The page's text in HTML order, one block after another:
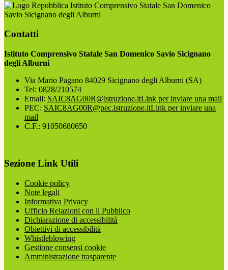
Istituto Comprensivo Statale San Domenico
Savio Sicignano degli Alburni
Contatti
Istituto Comprensivo Statale San Domenico Savio Sicignano
degli Alburni
Via Mario Pagano 84029 Sicignano degli Alburni (SA)
Tel: 0828/210574
Email: SAIC8AG00R@istruzione.itLink per inviare una mail
PEC: SAIC8AG00R@pec.istruzione.itLink per inviare una
mail
C.F.: 91050680650
Sezione Link Utili
Cookie policy
Note legali
Informativa Privacy
Ufficio Relazioni con il Pubblico
Dichiarazione di accessibilità
Obiettivi di accessibilità
Whistleblowing
Gestione consensi cookie
Amministrazione trasparente